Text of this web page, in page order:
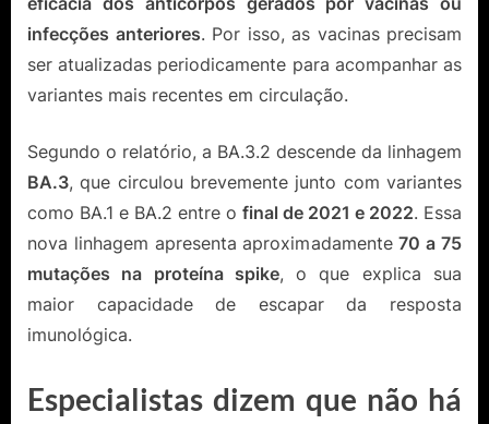
infecções anteriores. Por isso, as vacinas precisam
ser atualizadas periodicamente para acompanhar as
variantes mais recentes em circulação.
Segundo o relatório, a BA.3.2 descende da linhagem
BA.3, que circulou brevemente junto com variantes
como BA.1 e BA.2 entre o final de 2021 e 2022. Essa
nova linhagem apresenta aproximadamente70 a 75
mutações na proteína spike, o que explica sua
maior capacidade de escapar da resposta
imunológica.
Especialistas dizem que não há